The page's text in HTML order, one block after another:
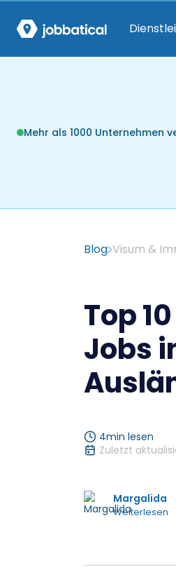
Mehr als 1000 Unternehmen
Blog Visum &
Top
Jobs
4min lesen
Zuletzt
Margalida
Weiterlesen